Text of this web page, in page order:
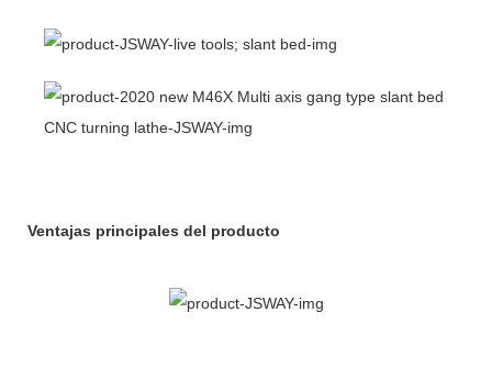
Ventajas principales del producto